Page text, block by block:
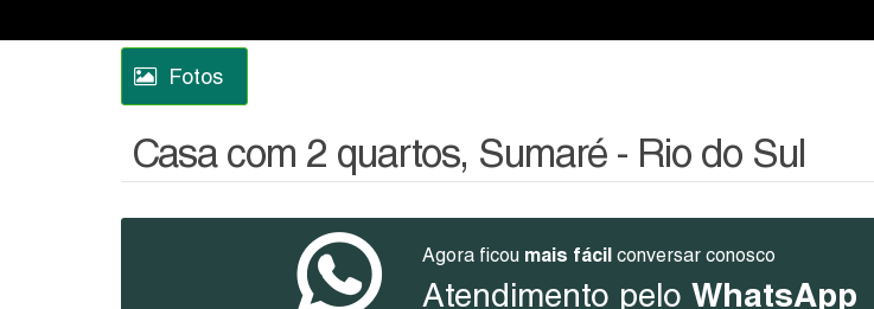
Fotos
Casa com 2 quartos, Sumaré - Rio do Sul
Agora ficou mais fácil conversar conosco
Atendimento pelo WhatsApp